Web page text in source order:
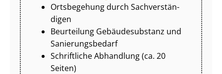
Ortsbegehung durch Sach­ver­stän­
di­gen
Beurteilung Gebäudesubstanz und
Sa­nie­rungs­be­darf
Schriftliche Abhandlung (ca. 20
Seiten)